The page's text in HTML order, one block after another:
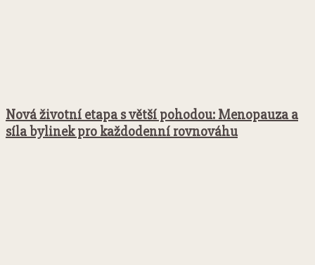
Nová životní etapa s větší pohodou: Menopauza a
síla bylinek pro každodenní rovnováhu